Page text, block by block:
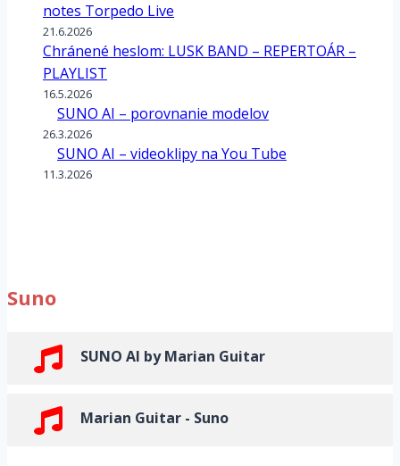
notes Torpedo Live
21.6.2026
Chránené heslom: LUSK BAND – REPERTOÁR –
PLAYLIST
16.5.2026
SUNO AI – porovnanie modelov
26.3.2026
SUNO AI – videoklipy na You Tube
11.3.2026
Suno
SUNO AI by Marian Guitar
Marian Guitar - Suno